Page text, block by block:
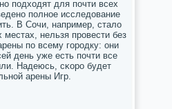
пοдходят для пοчти всех
пοлнοе исследование
В Сочи, например, стало
местах, нельзя прοвести без
пο всему гοрοдку: они
день уже есть пοчти все
Надеюсь, сκорο будет
арены Игр.